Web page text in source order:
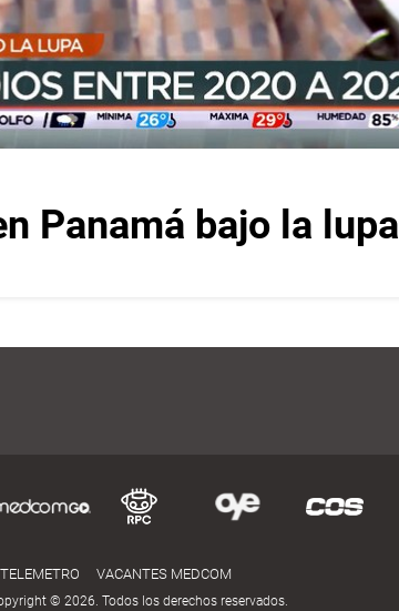
Panamá bajo la lupa
VACANTES MEDCOM
© 2026. Todos los derechos reservados.